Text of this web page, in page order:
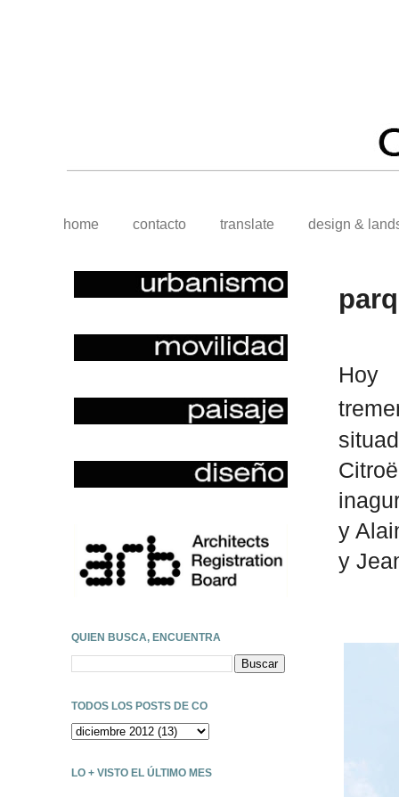
home contacto translate design &
Hoy
y
y
QUIEN BUSCA, ENCUENTRA
TODOS LOS POSTS DE CO
LO + VISTO EL ÚLTIMO MES